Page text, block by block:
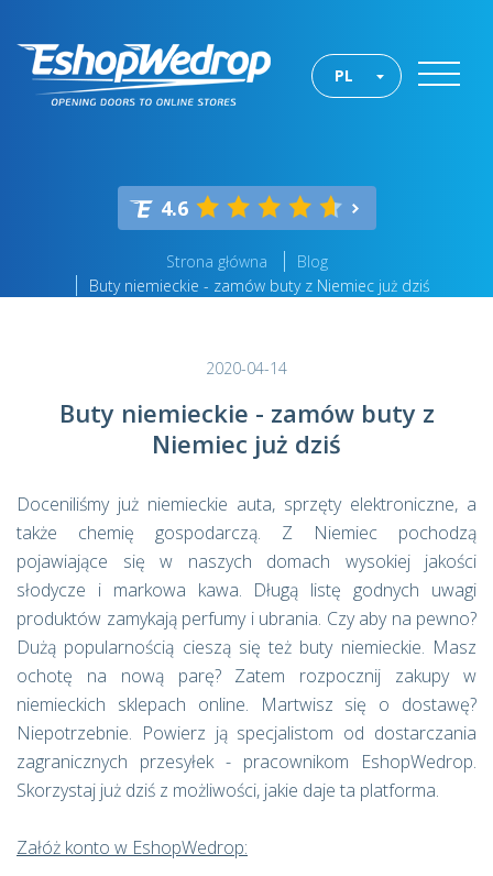
PL
4.6
Strona główna
Blog
Buty niemieckie - zamów buty z Niemiec już dziś
2020-04-14
Buty niemieckie - zamów buty z
Niemiec już dziś
Doceniliśmy już niemieckie auta, sprzęty elektroniczne, a
także chemię gospodarczą. Z Niemiec pochodzą
pojawiające się w naszych domach wysokiej jakości
słodycze i markowa kawa. Długą listę godnych uwagi
produktów zamykają perfumy i ubrania. Czy aby na pewno?
Dużą popularnością cieszą się też buty niemieckie. Masz
ochotę na nową parę? Zatem rozpocznij zakupy w
niemieckich sklepach online. Martwisz się o dostawę?
Niepotrzebnie. Powierz ją specjalistom od dostarczania
zagranicznych przesyłek - pracownikom EshopWedrop.
Skorzystaj już dziś z możliwości, jakie daje ta platforma.
Załóż konto w EshopWedrop: